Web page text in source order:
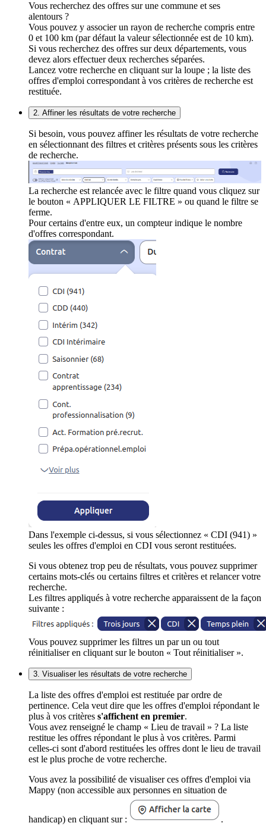
Vous recherchez des offres sur une commune et ses
alentours ?
Vous pouvez y associer un rayon de recherche compris entre
0 et 100 km (par défaut la valeur sélectionnée est de 10 km).
Si vous recherchez des offres sur deux départements, vous
devez alors effectuer deux recherches séparées.
Lancez votre recherche en cliquant sur la loupe ; la liste des
offres d'emploi correspondant à vos critères de recherche est
restituée.
2. Affiner les résultats de votre recherche
Si besoin, vous pouvez affiner les résultats de votre recherche
en sélectionnant des filtres et critères présents sous les critères
de recherche.
La recherche est relancée avec le filtre quand vous cliquez sur
le bouton « APPLIQUER LE FILTRE » ou quand le filtre se
ferme.
Pour certains d'entre eux, un compteur indique le nombre
d'offres correspondant.
Dans l'exemple ci-dessus, si vous sélectionnez « CDI (941) »
seules les offres d'emploi en CDI vous seront restituées.
Si vous obtenez trop peu de résultats, vous pouvez supprimer
certains mots-clés ou certains filtres et critères et relancer votre
recherche.
Les filtres appliqués à votre recherche apparaissent de la façon
suivante :
Vous pouvez supprimer les filtres un par un ou tout
réinitialiser en cliquant sur le bouton « Tout réinitialiser ».
3. Visualiser les résultats de votre recherche
La liste des offres d'emploi est restituée par ordre de
pertinence. Cela veut dire que les offres d'emploi répondant le
plus à vos critères s'affichent en premier.
Vous avez renseigné le champ « Lieu de travail » ? La liste
restitue les offres répondant le plus à vos critères. Parmi
celles-ci sont d'abord restituées les offres dont le lieu de travail
est le plus proche de votre recherche.
Vous avez la possibilité de visualiser ces offres d'emploi via
Mappy (non accessible aux personnes en situation de
handicap) en cliquant sur :
.